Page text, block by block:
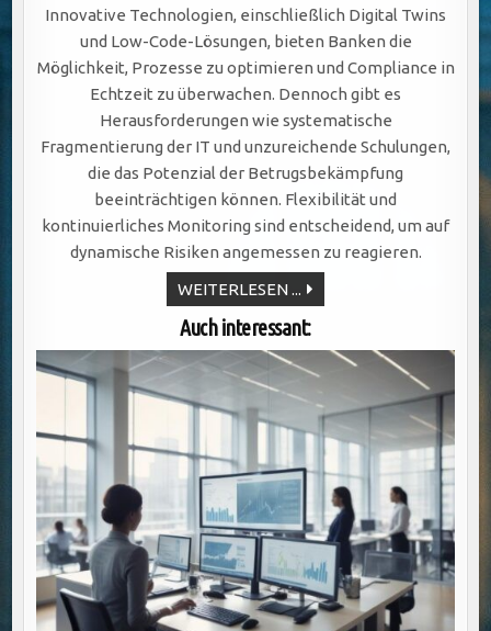
Innovative Technologien, einschließlich Digital Twins
und Low-Code-Lösungen, bieten Banken die
Möglichkeit, Prozesse zu optimieren und Compliance in
Echtzeit zu überwachen. Dennoch gibt es
Herausforderungen wie systematische
Fragmentierung der IT und unzureichende Schulungen,
die das Potenzial der Betrugsbekämpfung
beeinträchtigen können. Flexibilität und
kontinuierliches Monitoring sind entscheidend, um auf
dynamische Risiken angemessen zu reagieren.
WEITERLESEN ... BETRUGSBEKÄMPFUNG:
WARUM
DIGITALE
KONTROLLEN
IN
BANKEN
ODER
BRILLIEREN
Auch interessant: